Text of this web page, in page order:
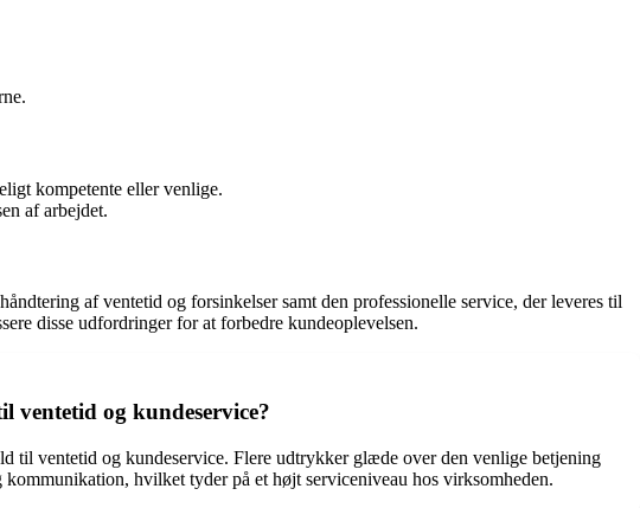
kompetente eller venlige.
af arbejdet.
af ventetid og forsinkelser samt den professionelle service, der leveres til
disse udfordringer for at forbedre kundeoplevelsen.
og kundeservice?
til ventetid og kundeservice. Flere udtrykker glæde over den venlige betjening
hvilket tyder på et højt serviceniveau hos virksomheden.